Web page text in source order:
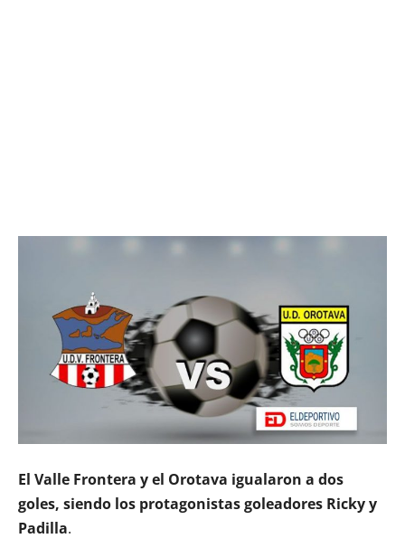
El Valle Frontera y el Orotava igualaron a dos
goles, siendo los protagonistas goleadores Ricky y
Padilla.